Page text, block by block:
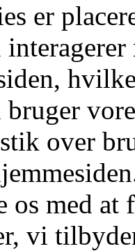
er
over
os med at
vi